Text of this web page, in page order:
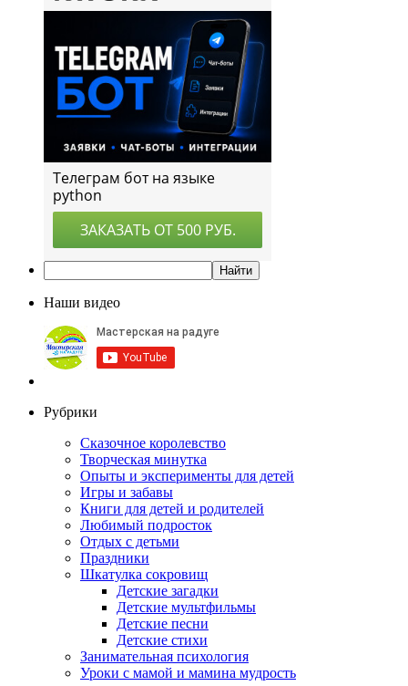
Наши видео
Рубрики
Сказочное королевство
Творческая минутка
Опыты и эксперименты для детей
Игры и забавы
Книги для детей и родителей
Любимый подросток
Отдых с детьми
Праздники
Шкатулка сокровищ
Детские загадки
Детские мультфильмы
Детские песни
Детские стихи
Занимательная психология
Уроки с мамой и мамина мудрость